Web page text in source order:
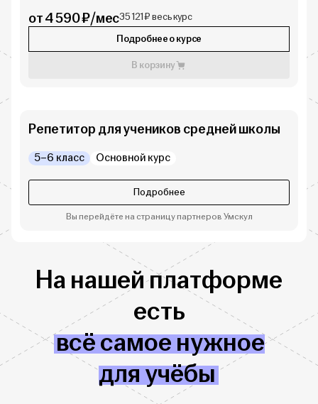
от 4 590 ₽/мес35 121 ₽ весь курс
Подробнее о курсе
В корзину
Репетитор для учеников средней школы
5–6 класс Основной курс
Подробнее
Вы перейдёте на страницу партнеров Умскул
На нашей платформе
есть
всё самое нужное
для учёбы